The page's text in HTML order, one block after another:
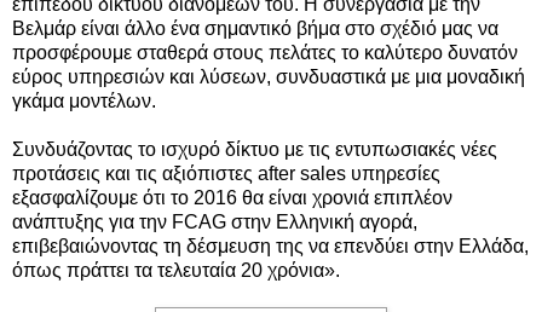
επιπέδου δικτύου διανομέων του. Η συνεργασία με την
Βελμάρ είναι άλλο ένα σημαντικό βήμα στο σχέδιό μας να
προσφέρουμε σταθερά στους πελάτες το καλύτερο δυνατόν
εύρος υπηρεσιών και λύσεων, συνδυαστικά με μια μοναδική
γκάμα μοντέλων.
Συνδυάζοντας το ισχυρό δίκτυο με τις εντυπωσιακές νέες
προτάσεις και τις αξιόπιστες after sales υπηρεσίες
εξασφαλίζουμε ότι το 2016 θα είναι χρονιά επιπλέον
ανάπτυξης για την FCAG στην Ελληνική αγορά,
επιβεβαιώνοντας τη δέσμευση της να επενδύει στην Ελλάδα,
όπως πράττει τα τελευταία 20 χρόνια».